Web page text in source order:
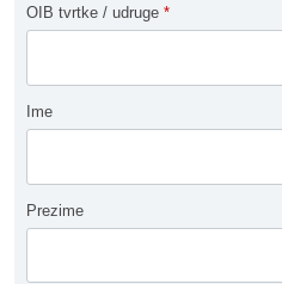
OIB tvrtke / udruge *
Ime
Prezime